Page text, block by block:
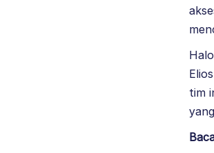
tim